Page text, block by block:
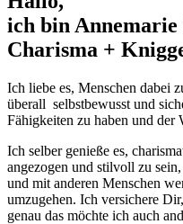
ich bin
Charisma +
Ich liebe es, Menschen dabei
überall selbstbewusst und
Fähigkeiten zu haben und der
Ich selber genieße es,
angezogen und stilvoll zu
und mit anderen Menschen
umzugehen. Ich versichere
genau das möchte ich auch